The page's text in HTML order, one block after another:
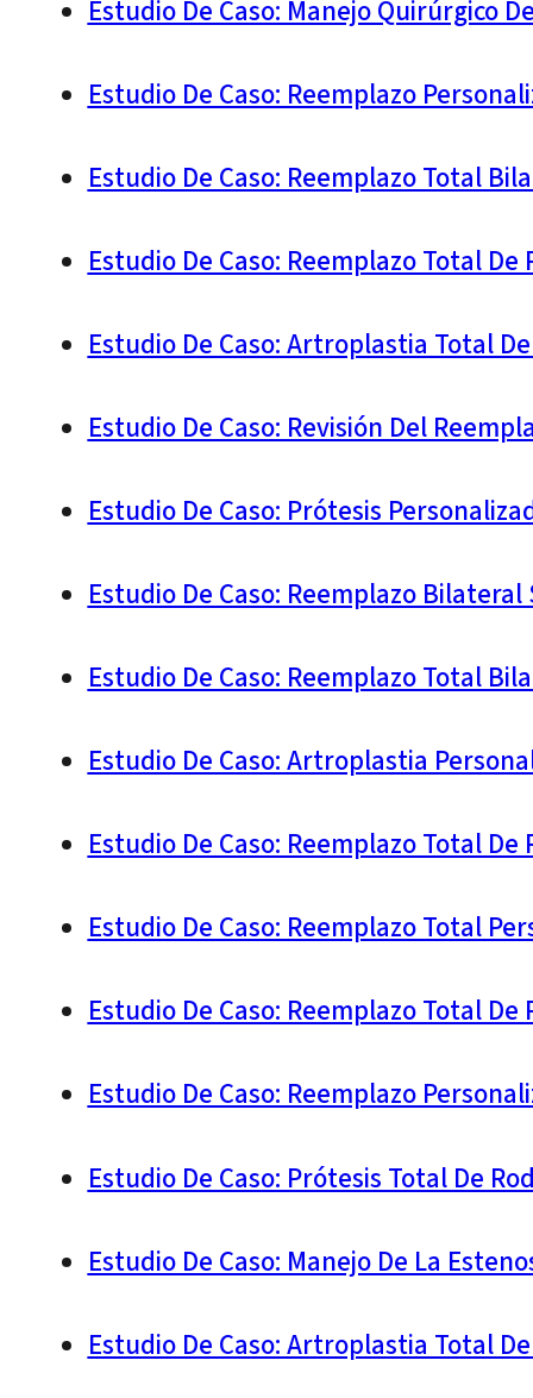
Estudio De Caso: Manejo Quirúrgico
Estudio De Caso: Reemplazo
Estudio De Caso: Reemplazo Total
Estudio De Caso: Reemplazo Total
Estudio De Caso: Artroplastia Total
Estudio De Caso: Revisión Del
Estudio De Caso: Prótesis
Estudio De Caso: Reemplazo
Estudio De Caso: Reemplazo Total
Estudio De Caso: Artroplastia
Estudio De Caso: Reemplazo Total
Estudio De Caso: Reemplazo Total
Estudio De Caso: Reemplazo Total
Estudio De Caso: Reemplazo
Estudio De Caso: Prótesis Total De
Estudio De Caso: Manejo De La
Estudio De Caso: Artroplastia Total